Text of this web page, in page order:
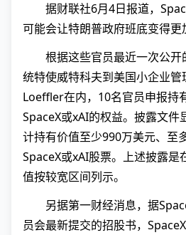
据财联社6月4日报道，
可能会让特朗普政府班底变得更
根据这些官员最近一次公
统特使威特科夫到美国小企业
Loeffler在内，10名官员申报持
SpaceX或xAI的权益。披露文件
计持有价值至少990万美元、至
SpaceX或xAI股票。上述披露是
值按较宽区间列示。
另据第一财经消息，据
员会最新提交的招股书，